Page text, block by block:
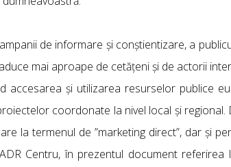
de informare și conștientizare, a
mai aproape de cetățeni și de actorii
accesarea și utilizarea resurselor publice
coordonate la nivel local și regional.
la termenul de ”marketing direct”, dar și
Centru, în prezentul document referirea